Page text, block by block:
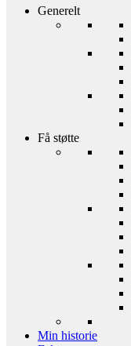
Generelt
Få støtte
Min historie